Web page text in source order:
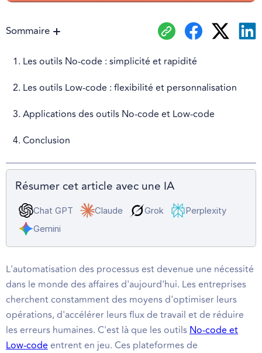
Sommaire
1. Les outils No-code : simplicité et rapidité
2. Les outils Low-code : flexibilité et personnalisation
3. Applications des outils No-code et Low-code
4. Conclusion
Résumer cet article avec une IA
Chat GPT Claude Grok
Perplexity
Gemini
L'automatisation des processus est devenue une nécessité
dans le monde des affaires d'aujourd'hui. Les entreprises
cherchent constamment des moyens d'optimiser leurs
opérations, d'accélérer leurs flux de travail et de réduire
les erreurs humaines. C'est là que les outilsNo-code et
Low-codeentrent en jeu. Ces plateformes de